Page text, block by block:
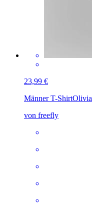
23,99 €
Männer T-ShirtOlivia
von freefly